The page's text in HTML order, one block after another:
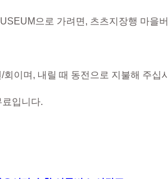
으로 가려면, 츠츠지장행 마을버
이며, 내릴 때 동전으로 지불해 주십
입니다.